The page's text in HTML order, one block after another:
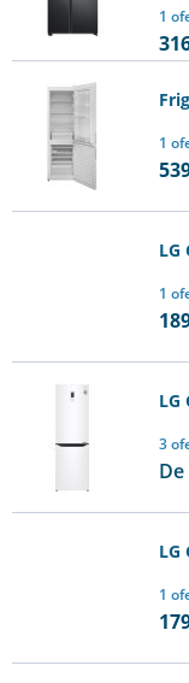
1
1
LG
1
LG
3
De
LG
1